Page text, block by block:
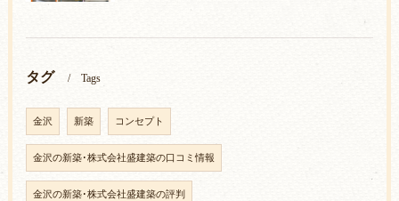
タグ Tags
金沢 新築 コンセプト
金沢の新築･株式会社盛建築の口コミ情報
金沢の新築･株式会社盛建築の評判